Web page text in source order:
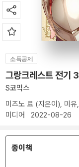
소득공제
그랑크레스트 전기 3
S코믹스
미즈노 료 (지은이), 미유,
미디어
2022-08-26
종이책